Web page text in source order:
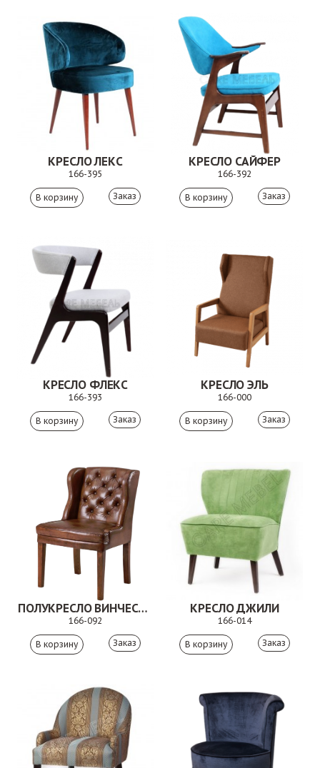
КРЕСЛО ЛЕКС
166-395
Заказ
КРЕСЛО САЙФЕР
166-392
Заказ
КРЕСЛО ФЛЕКС
166-393
Заказ
КРЕСЛО ЭЛЬ
166-000
Заказ
ПОЛУКРЕСЛО ВИНЧЕСТЕР
166-092
Заказ
КРЕСЛО ДЖИЛИ
166-014
Заказ